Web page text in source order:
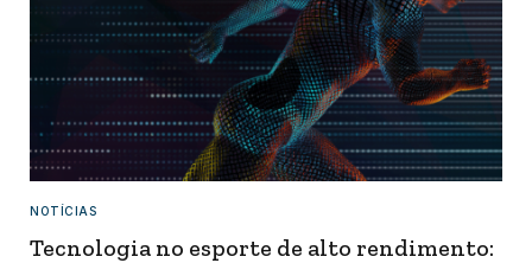
NOTÍCIAS
Tecnologia no esporte de alto rendimento: